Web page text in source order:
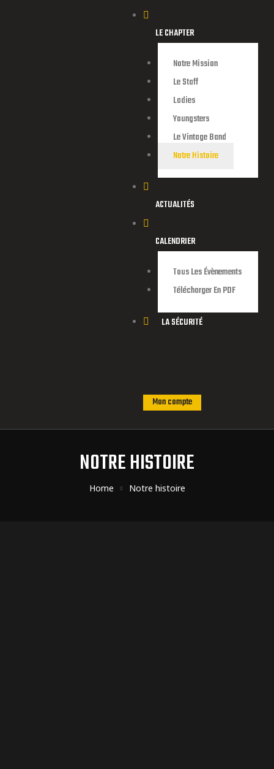
LE CHAPTER
Notre Mission
Le Staff
Ladies
Youngsters
Le Vintage Band
Notre Histoire
ACTUALITÉS
CALENDRIER
Tous Les Évènements
Télécharger En PDF
LA SÉCURITÉ
Mon compte
NOTRE HISTOIRE
Home Notre histoire